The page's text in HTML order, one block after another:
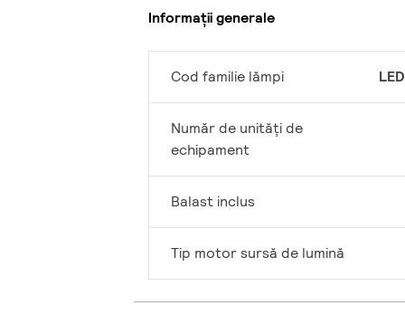
Informații generale
Cod familie lămpi
Număr de unități de
echipament
Balast inclus
Tip motor sursă de lumină